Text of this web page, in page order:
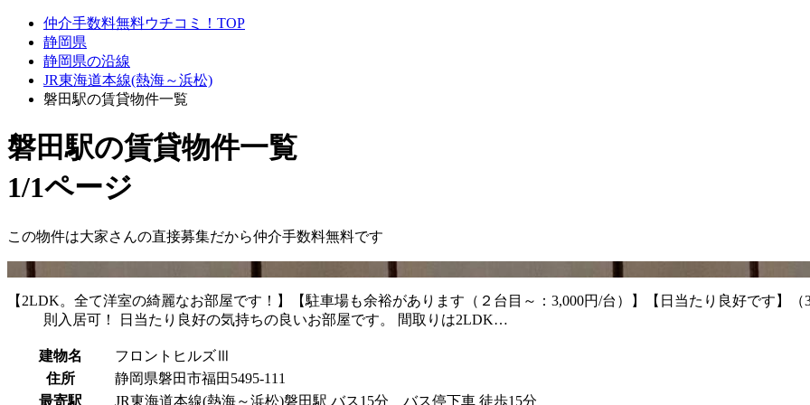
仲介手数料無料ウチコミ！TOP
静岡県
静岡県の沿線
JR東海道本線(熱海～浜松)
磐田駅の賃貸物件一覧
磐田駅の賃貸物件一覧
1/1ページ
この物件は大家さんの直接募集だから仲介手数料無料です
【2LDK。全て洋室の綺麗なお部屋です！】【駐車場も余裕があります（２台目～：3,000円/台）】【日当たり良好です】（
則入居可！ 日当たり良好の気持ちの良いお部屋です。 間取りは2LDK…
建物名
フロントヒルズⅢ
住所
静岡県磐田市福田5495-111
最寄駅
JR東海道本線(熱海～浜松)磐田駅 バス15分 バス停下車 徒歩15分